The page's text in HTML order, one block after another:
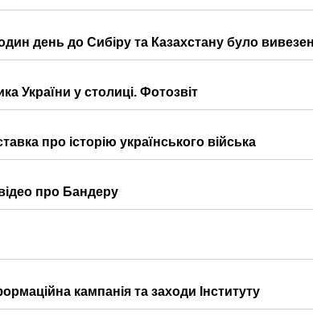
день до Сибіру та Казахстану було
України у столиці. Фотозвіт
про історію українського війська
про Бандеру
кампанія та заходи Інституту